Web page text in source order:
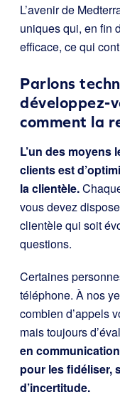
L’avenir de
uniques qui, en fin
efficace, ce qui
Parlons
développez-
comment la
L’un des moyens
clients est
la clientèle.
vous devez
clientèle qui soit
questions.
Certaines
téléphone. À nos
combien d’appels
mais toujours
en
pour les fidéliser,
d’incertitude.